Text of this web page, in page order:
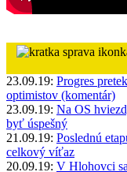
23.09.19: Progres
optimistov (komentár)
23.09.19: Na OS
byť úspešný
21.09.19: Poslednú
celkový víťaz
20.09.19: V Hlohovci